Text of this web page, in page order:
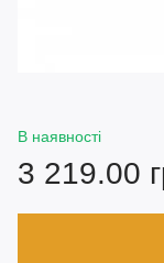
В наявності
3 219.00